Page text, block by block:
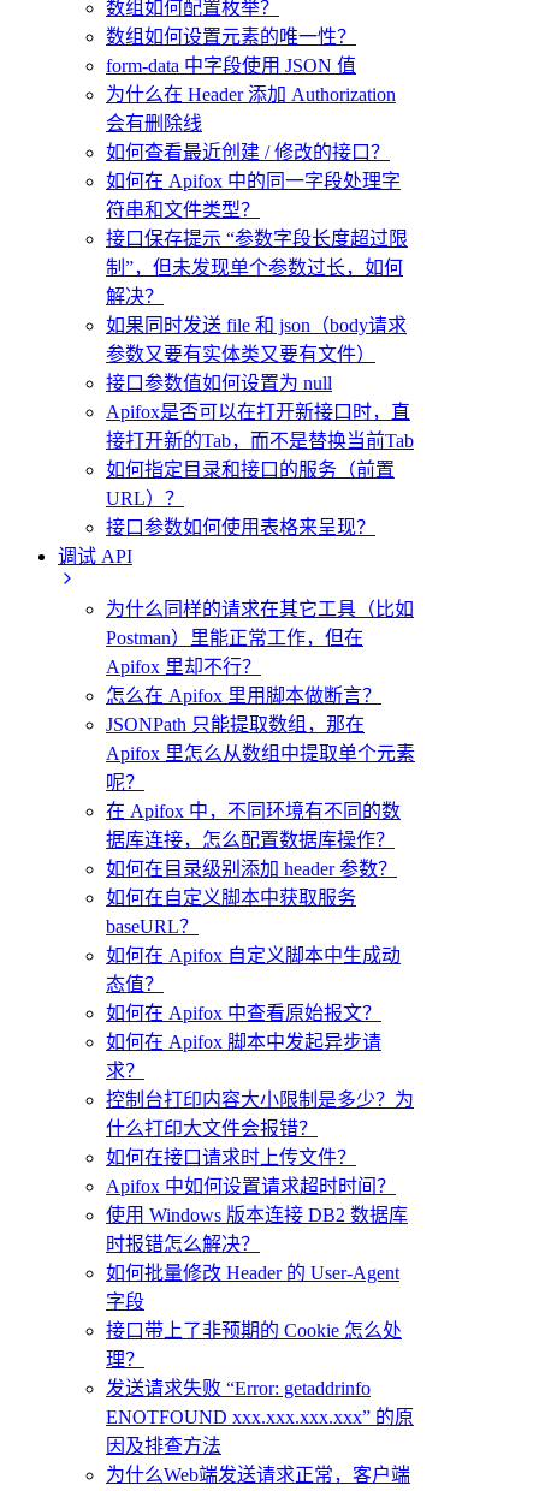
数组如何配置枚举？
数组如何设置元素的唯一性？
form-data 中字段使用 JSON 值
为什么在 Header 添加 Authorization
会有删除线
如何查看最近创建 / 修改的接口？
如何在 Apifox 中的同一字段处理字
符串和文件类型？
接口保存提示 “参数字段长度超过限
制”，但未发现单个参数过长，如何
解决？
如果同时发送 file 和 json（body请求
参数又要有实体类又要有文件）
接口参数值如何设置为 null
Apifox是否可以在打开新接口时，直
接打开新的Tab，而不是替换当前Tab
如何指定目录和接口的服务（前置
URL）？
接口参数如何使用表格来呈现？
调试 API
为什么同样的请求在其它工具（比如
Postman）里能正常工作，但在
Apifox 里却不行？
怎么在 Apifox 里用脚本做断言？
JSONPath 只能提取数组，那在
Apifox 里怎么从数组中提取单个元素
呢？
在 Apifox 中，不同环境有不同的数
据库连接，怎么配置数据库操作？
如何在目录级别添加 header 参数？
如何在自定义脚本中获取服务
baseURL？
如何在 Apifox 自定义脚本中生成动
态值？
如何在 Apifox 中查看原始报文？
如何在 Apifox 脚本中发起异步请
求？
控制台打印内容大小限制是多少？为
什么打印大文件会报错？
如何在接口请求时上传文件？
Apifox 中如何设置请求超时时间？
使用 Windows 版本连接 DB2 数据库
时报错怎么解决？
如何批量修改 Header 的 User-Agent
字段
接口带上了非预期的 Cookie 怎么处
理？
发送请求失败 “Error: getaddrinfo
ENOTFOUND xxx.xxx.xxx.xxx” 的原
因及排查方法
为什么Web端发送请求正常，客户端